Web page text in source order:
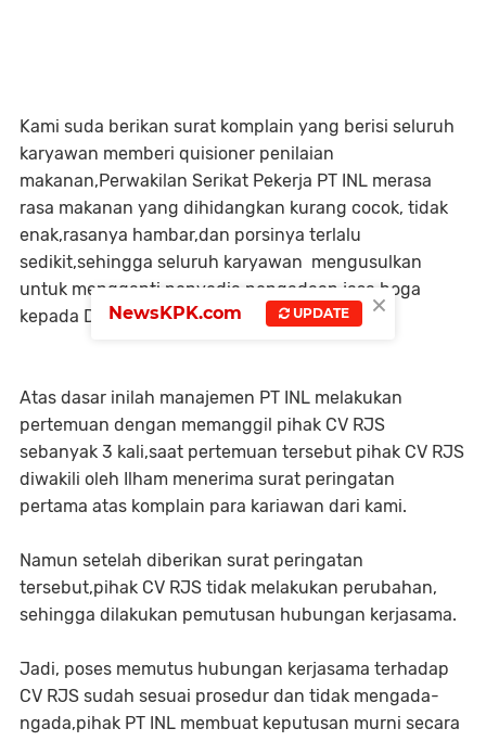
Kami suda berikan surat komplain yang berisi seluruh
karyawan memberi quisioner penilaian
makanan,Perwakilan Serikat Pekerja PT INL merasa
rasa makanan yang dihidangkan kurang cocok, tidak
enak,rasanya hambar,dan porsinya terlalu
sedikit,sehingga seluruh karyawan mengusulkan
untuk mengganti penyedia pengadaan jasa boga
kepada Departemen General Affair.
Atas dasar inilah manajemen PT INL melakukan
pertemuan dengan memanggil pihak CV RJS
sebanyak 3 kali,saat pertemuan tersebut pihak CV RJS
diwakili oleh Ilham menerima surat peringatan
pertama atas komplain para kariawan dari kami.
Namun setelah diberikan surat peringatan
tersebut,pihak CV RJS tidak melakukan perubahan,
sehingga dilakukan pemutusan hubungan kerjasama.
Jadi, poses memutus hubungan kerjasama terhadap
CV RJS sudah sesuai prosedur dan tidak mengada-
ngada,pihak PT INL membuat keputusan murni secara
×
NewsKPK.com UPDATE